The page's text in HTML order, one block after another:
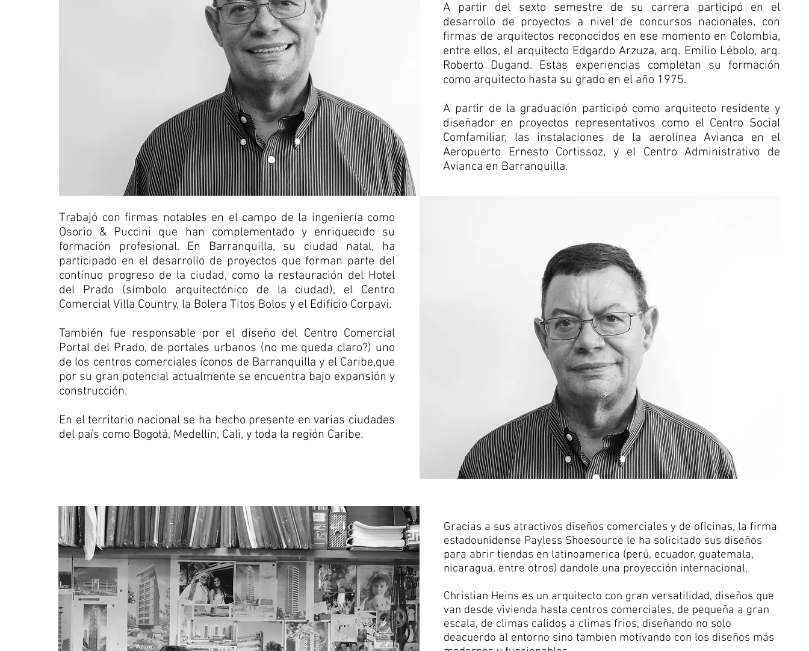
A partir del sexto semestre de su carrera participó en el
desarrollo de proyectos a nivel de concursos nacionales, con
firmas de arquitectos reconocidos en ese momento en Colombia,
entre ellos, el arquitecto Edgardo Arzuza, arq. Emilio Lébolo, arq.
Roberto Dugand. Estas experiencias completan su formación
como arquitecto hasta su grado en el año 1975.
A partir de la graduación participó como arquitecto residente y
diseñador en proyectos representativos como el Centro Social
Comfamiliar, las instalaciones de la aerolínea Avianca en el
Aeropuerto Ernesto Cortissoz, y el Centro Administrativo de
Avianca en Barranquilla.
Trabajó con firmas notables en el campo de la ingeniería como
Osorio & Puccini que han complementado y enriquecido su
formación profesional. En Barranquilla, su ciudad natal, ha
participado en el desarrollo de proyectos que forman parte del
contínuo progreso de la ciudad, como la restauración del Hotel
del Prado (símbolo arquitectónico de la ciudad), el Centro
Comercial Villa Country, la Bolera Titos Bolos y el Edificio Corpavi.
También fue responsable por el diseño del Centro Comercial
Portal del Prado, de portales urbanos (no me queda claro?) uno
de los centros comerciales íconos de Barranquilla y el Caribe,que
por su gran potencial actualmente se encuentra bajo expansión y
construcción.
En el territorio nacional se ha hecho presente en varias ciudades
del país como Bogotá, Medellín, Cali, y toda la región Caribe.
Gracias a sus atractivos diseños comerciales y de oficinas, la firma
estadounidense Payless Shoesource le ha solicitado sus diseños
para abrir tiendas en latinoamerica (perú, ecuador, guatemala,
nicaragua, entre otros) dandole una proyección internacional.
Christian Heins es un arquitecto con gran versatilidad, diseños que
van desde vivienda hasta centros comerciales, de pequeña a gran
escala, de climas calidos a climas frios, diseñando no solo
deacuerdo al entorno sino tambien motivando con los diseños más